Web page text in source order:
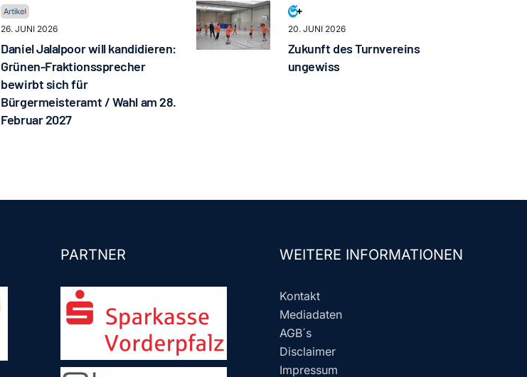
26. JUNI 2026
Daniel Jalalpoor will kandidieren:
Grünen-Fraktionssprecher
bewirbt sich für
Bürgermeisteramt / Wahl am 28.
Februar 2027
20. JUNI 2026
Zukunft des Turnvereins
ungewiss
PARTNER WEITERE INFORMATIONEN
Kontakt
Mediadaten
AGB´s
Disclaimer
Impressum